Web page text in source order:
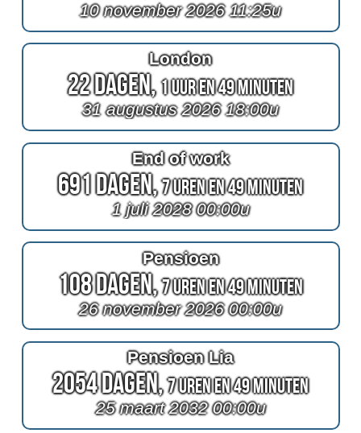
10 november 2026 11:25u
London
22 Dagen,1 Uur en 49 Minuten
31 augustus 2026 18:00u
End of work
691 Dagen,7 Uren en 49 Minuten
1 juli 2028 00:00u
Pensioen
108 Dagen,7 Uren en 49 Minuten
26 november 2026 00:00u
Pensioen Lia
2054 Dagen,7 Uren en 49 Minuten
25 maart 2032 00:00u